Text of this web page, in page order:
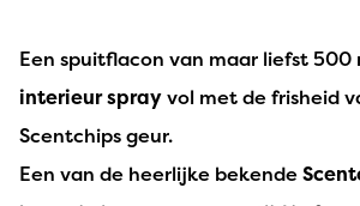
Een spuitflacon van maar liefst 500
interieursprayvol met de frisheid
Scentchips geur.
Een van de heerlijke bekende